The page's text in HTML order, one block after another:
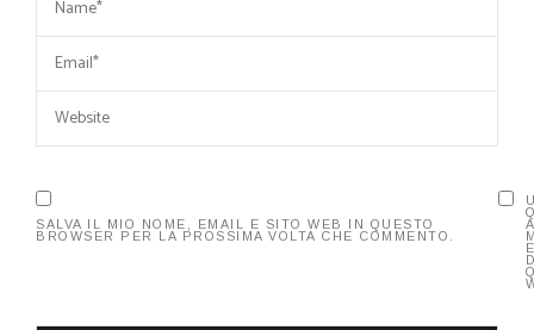
SALVA IL MIO NOME, EMAIL E SITO WEB IN QUESTO
BROWSER PER LA PROSSIMA VOLTA CHE COMMENTO.